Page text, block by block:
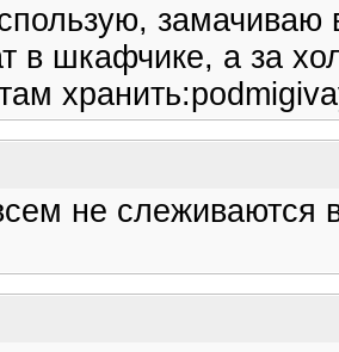
в шкафчике, а за
не слеживаются